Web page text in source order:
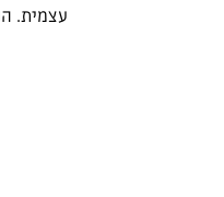
עצמית.